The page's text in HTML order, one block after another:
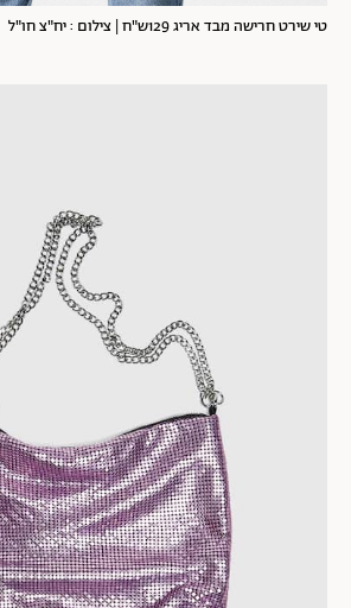
טי שירט חרישה מבד אריג 129ש"ח | צילום : יח"צ חו"ל